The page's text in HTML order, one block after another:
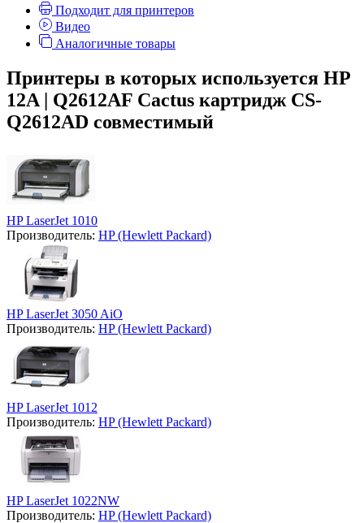
Подходит для принтеров
Видео
Аналогичные товары
Принтеры в которых используется HP
12A | Q2612AF Cactus картридж CS-
Q2612AD совместимый
HP LaserJet 1010
Производитель: HP (Hewlett Packard)
HP LaserJet 3050 AiO
Производитель: HP (Hewlett Packard)
HP LaserJet 1012
Производитель: HP (Hewlett Packard)
HP LaserJet 1022NW
Производитель: HP (Hewlett Packard)